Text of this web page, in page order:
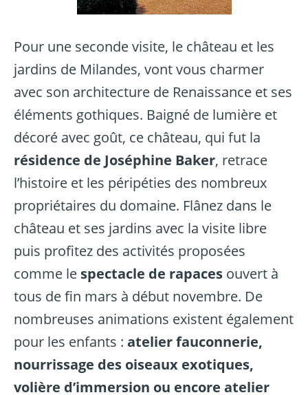
Pour une seconde visite, le château et les
jardins de Milandes, vont vous charmer
avec son architecture de Renaissance et ses
éléments gothiques. Baigné de lumière et
décoré avec goût, ce château, qui fut la
résidence de Joséphine Baker, retrace
l’histoire et les péripéties des nombreux
propriétaires du domaine. Flânez dans le
château et ses jardins avec la visite libre
puis profitez des activités proposées
comme le spectacle de rapaces ouvert à
tous de fin mars à début novembre. De
nombreuses animations existent également
pour les enfants : atelier fauconnerie,
nourrissage des oiseaux exotiques,
volière d’immersion ou encore atelier